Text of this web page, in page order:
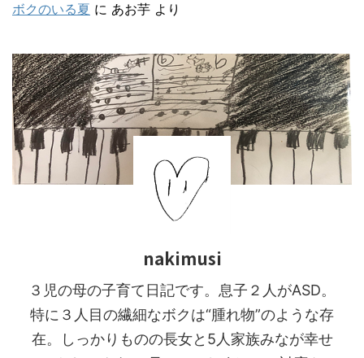
ボクのいる夏 に あお芋 より
nakimusi
３児の母の子育て日記です。息子２人がASD。
特に３人目の繊細なボクは“腫れ物”のような存
在。しっかりものの長女と5人家族みなが幸せ